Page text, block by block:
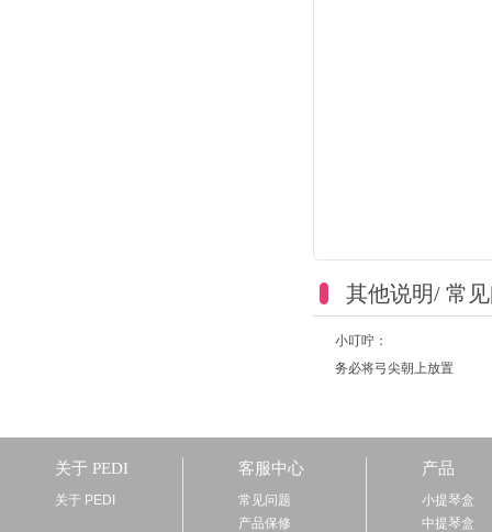
其他说明/ 常
小叮咛：
务必将弓尖朝上放置
关于 PEDI
关于 PEDI
客服中心
常见问题
产品保修
产品
小提琴盒
中提琴盒